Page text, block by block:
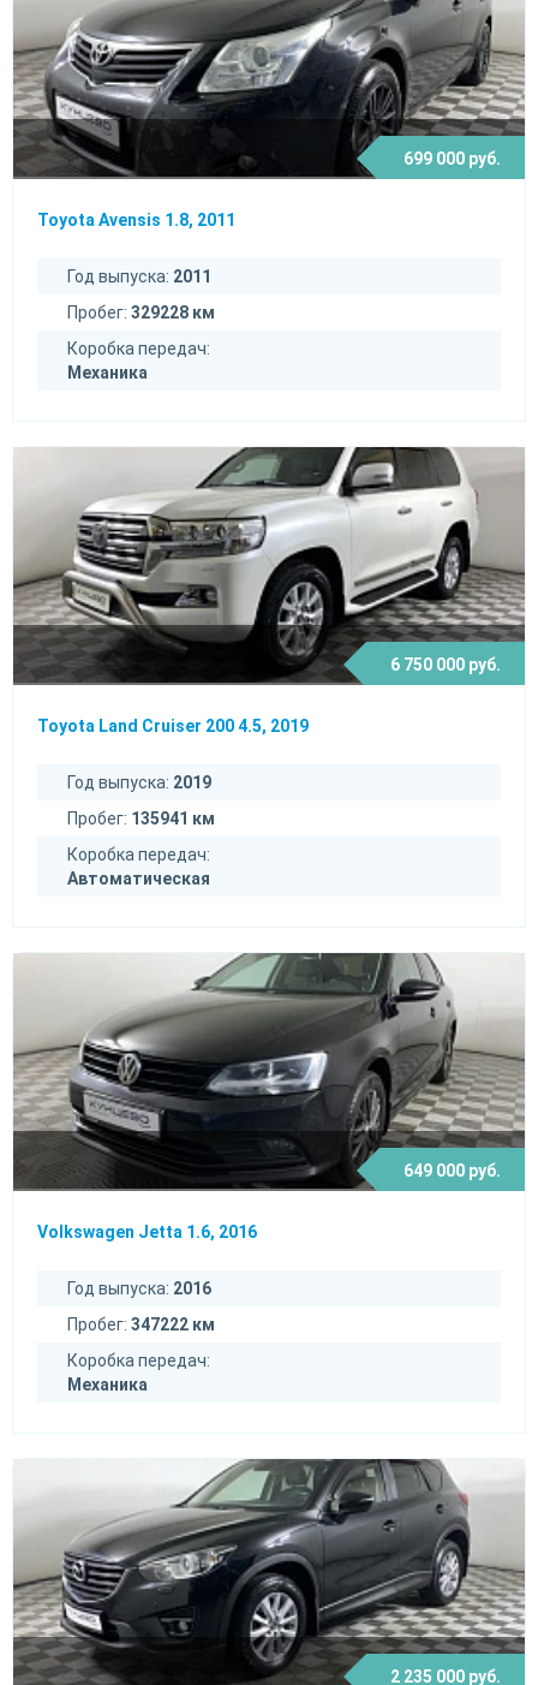
699 000 руб.
Toyota Avensis 1.8, 2011
Год выпуска: 2011
Пробег: 329228 км
Коробка передач:
Механика
6 750 000 руб.
Toyota Land Cruiser 200 4.5, 2019
Год выпуска: 2019
Пробег: 135941 км
Коробка передач:
Автоматическая
649 000 руб.
Volkswagen Jetta 1.6, 2016
Год выпуска: 2016
Пробег: 347222 км
Коробка передач:
Механика
2 235 000 руб.